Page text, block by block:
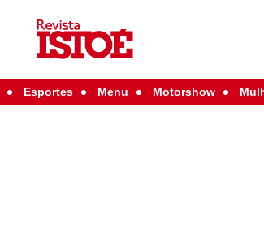
Esportes Menu Motorshow